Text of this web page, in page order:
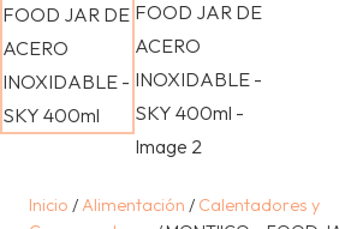
Inicio /Alimentación / Calentadores y